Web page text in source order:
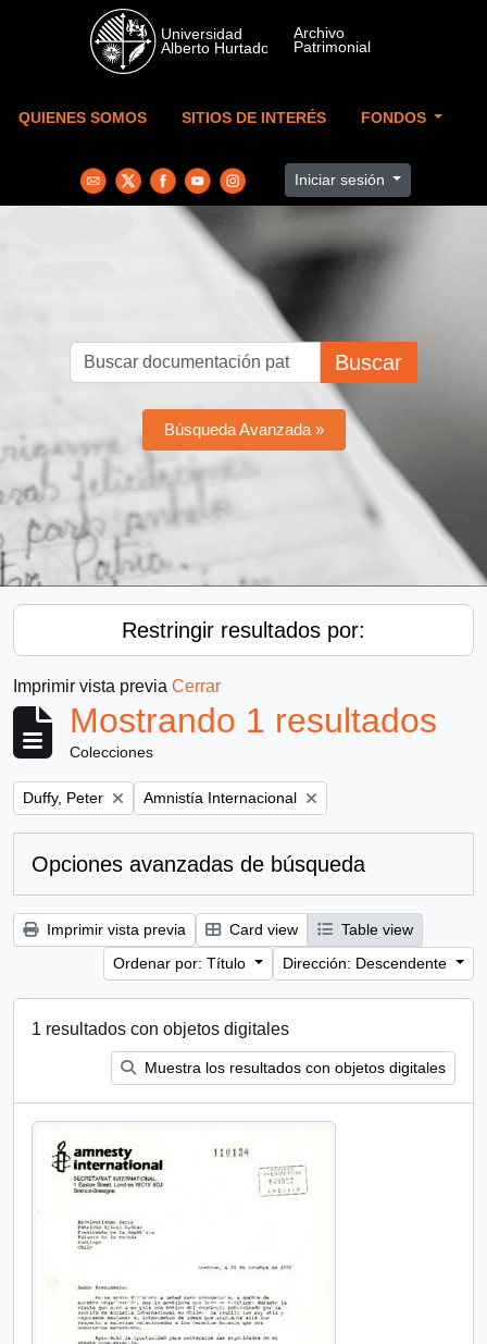
Skip to main content
QUIENES SOMOS SITIOS DE INTERÉS FONDOS
Iniciar sesión
Buscar
Búsqueda Avanzada »
Restringir resultados por:
Imprimir vista previa Cerrar
Mostrando 1 resultados
Colecciones
Remove filter:
Duffy, Peter Remove filter:
Amnistía Internacional
Opciones avanzadas de búsqueda
Imprimir vista previa Card view
Table view
Ordenar por: Título
Dirección: Descendente
1 resultados con objetos digitales
Muestra los resultados con objetos digitales